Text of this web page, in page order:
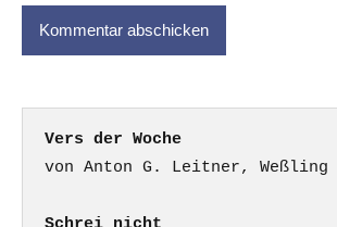
Vers der Woche